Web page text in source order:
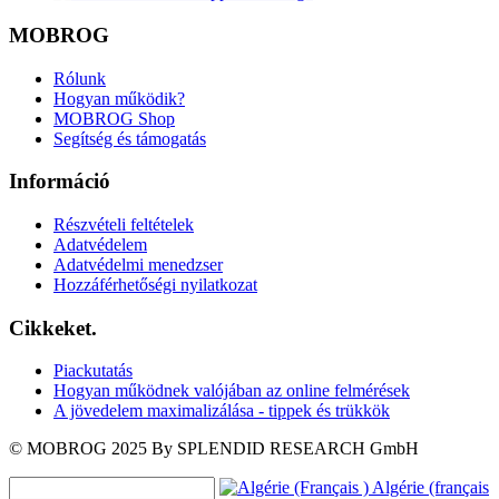
MOBROG
Rólunk
Hogyan működik?
MOBROG Shop
Segítség és támogatás
Információ
Részvételi feltételek
Adatvédelem
Adatvédelmi menedzser
Hozzáférhetőségi nyilatkozat
Cikkeket.
Piackutatás
Hogyan működnek valójában az online felmérések
A jövedelem maximalizálása - tippek és trükkök
© MOBROG 2025 By SPLENDID RESEARCH GmbH
Algérie (français